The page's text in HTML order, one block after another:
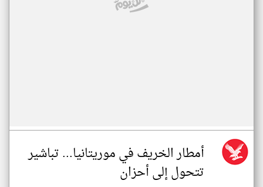
أمطار الخريف في موريتانيا... تباشير
تتحول إلى أحزان